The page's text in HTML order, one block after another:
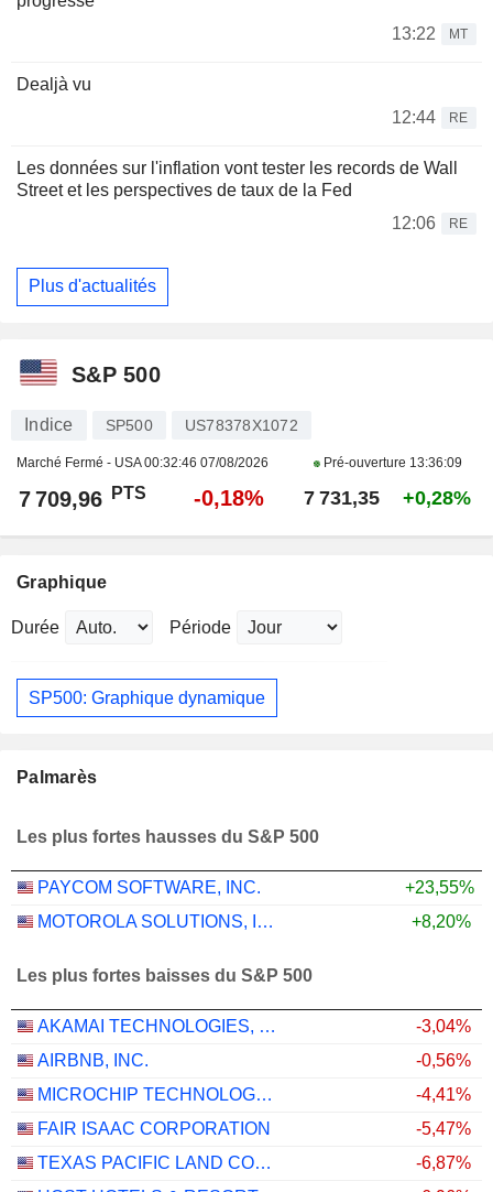
13:22
MT
Dealjà vu
12:44
RE
Les données sur l'inflation vont tester les records de Wall
Street et les perspectives de taux de la Fed
12:06
RE
Plus d'actualités
S&P 500
Indice SP500 US78378X1072
Marché Fermé - USA00:32:46 07/08/2026 Pré-ouverture 13:36:09
7 709,96 PTS -0,18% 7 731,35 +0,28%
Graphique
Durée Période
SP500: Graphique dynamique
Palmarès
Les plus fortes hausses du S&P 500
PAYCOM SOFTWARE, INC.
+23,55%
MOTOROLA SOLUTIONS, INC.
+8,20%
Les plus fortes baisses du S&P 500
AKAMAI TECHNOLOGIES, INC.
-3,04%
AIRBNB, INC.
-0,56%
MICROCHIP TECHNOLOGY INCORPORATED
-4,41%
FAIR ISAAC CORPORATION
-5,47%
TEXAS PACIFIC LAND CORPORATION
-6,87%